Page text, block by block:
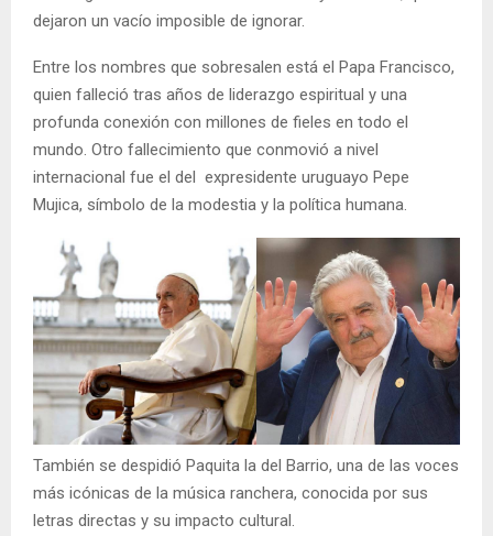
dejaron un vacío imposible de ignorar.
Entre los nombres que sobresalen está el Papa Francisco,
quien falleció tras años de liderazgo espiritual y una
profunda conexión con millones de fieles en todo el
mundo. Otro fallecimiento que conmovió a nivel
internacional fue el del expresidente uruguayo Pepe
Mujica, símbolo de la modestia y la política humana.
También se despidió Paquita la del Barrio, una de las voces
más icónicas de la música ranchera, conocida por sus
letras directas y su impacto cultural.